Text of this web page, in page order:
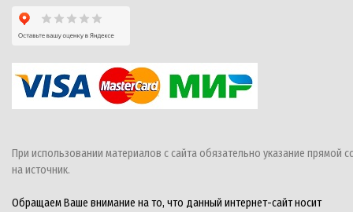
При использовании материалов с сайта обязательно указание прямой
на источник.
Обращаем Ваше внимание на то, что данный интернет-сайт носит